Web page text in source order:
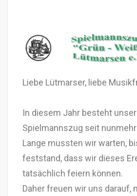
Liebe Lütmarser, liebe
In diesem Jahr besteht unser
Spielmannszug seit
Lange mussten wir warten,
feststand, dass wir dieses
tatsächlich feiern können.
Daher freuen wir uns darauf,